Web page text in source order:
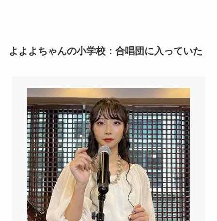
よよよちゃんの小学校：合唱団に入っていた